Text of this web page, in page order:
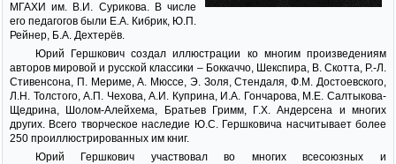
МГАХИ им. В.И. Сурикова. В числе
его педагогов были Е.А. Кибрик, Ю.П.
Рейнер, Б.А. Дехтерёв.
Юрий Гершкович создал иллюстрации ко многим произведениям
авторов мировой и русской классики – Боккаччо, Шекспира, В. Скотта, Р.-Л.
Стивенсона, П. Мериме, А. Мюссе, Э. Золя, Стендаля, Ф.М. Достоевского,
Л.Н. Толстого, А.П. Чехова, А.И. Куприна, И.А. Гончарова, М.Е. Салтыкова-
Щедрина, Шолом-Алейхема, Братьев Гримм, Г.Х. Андерсена и многих
других. Всего творческое наследие Ю.С. Гершковича насчитывает более
250 проиллюстрированных им книг.
Юрий Гершкович участвовал во многих всесоюзных и